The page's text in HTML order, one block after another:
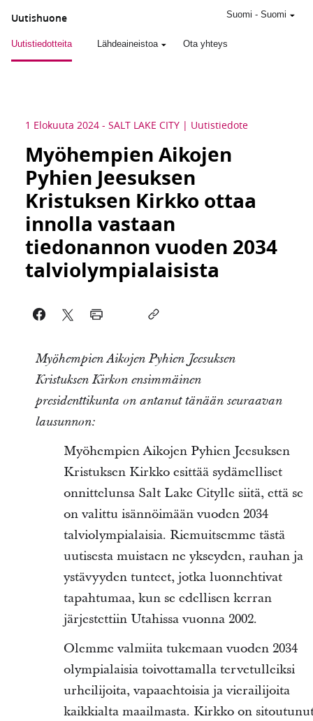
Uutishuone
Uutistiedotteita Lähdeaineistoa Ota yhteys
Suomi - Suomi
1 Elokuuta 2024 - SALT LAKE CITY Uutistiedote
Myöhempien Aikojen
Pyhien Jeesuksen
Kristuksen Kirkko ottaa
innolla vastaan
tiedonannon vuoden 2034
talviolympialaisista
Myöhempien Aikojen Pyhien Jeesuksen
Kristuksen Kirkon ensimmäinen
presidenttikunta on antanut tänään seuraavan
lausunnon:
Myöhempien Aikojen Pyhien Jeesuksen
Kristuksen Kirkko esittää sydämelliset
onnittelunsa Salt Lake Citylle siitä, että se
on valittu isännöimään vuoden 2034
talviolympialaisia. Riemuitsemme tästä
uutisesta muistaen ne ykseyden, rauhan ja
ystävyyden tunteet, jotka luonnehtivat
tapahtumaa, kun se edellisen kerran
järjestettiin Utahissa vuonna 2002.
Olemme valmiita tukemaan vuoden 2034
olympialaisia toivottamalla tervetulleiksi
urheilijoita, vapaaehtoisia ja vierailijoita
kaikkialta maailmasta. Kirkko on